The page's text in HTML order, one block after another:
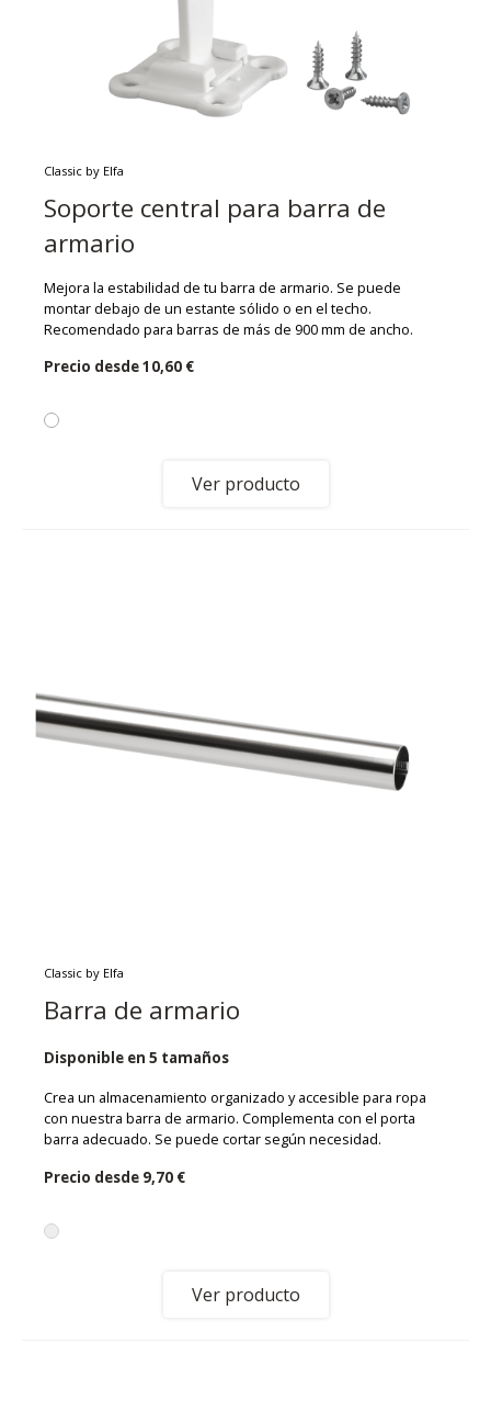
Classic by Elfa
Soporte central para barra de
armario
Mejora la estabilidad de tu barra de armario. Se puede
montar debajo de un estante sólido o en el techo.
Recomendado para barras de más de 900 mm de ancho.
Precio desde10,60 €
Ver producto
Classic by Elfa
Barra de armario
Disponible en 5 tamaños
Crea un almacenamiento organizado y accesible para ropa
con nuestra barra de armario. Complementa con el porta
barra adecuado. Se puede cortar según necesidad.
Precio desde 9,70 €
Ver producto